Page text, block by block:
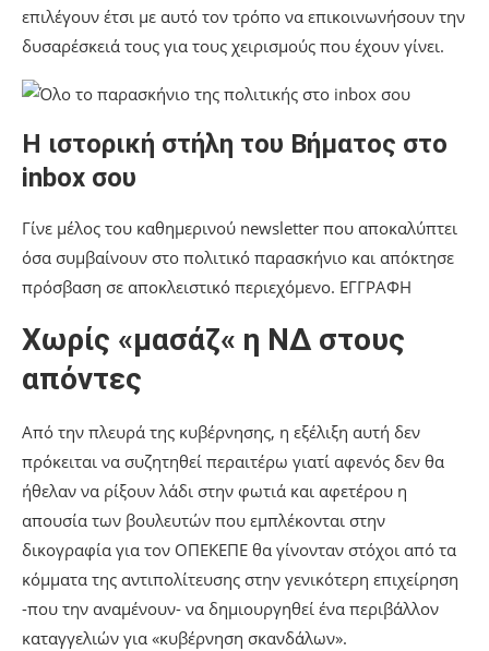
επιλέγουν έτσι με αυτό τον τρόπο να επικοινωνήσουν την
δυσαρέσκειά τους για τους χειρισμούς που έχουν γίνει.
Η ιστορική στήλη του Βήματος στο
inbox σου
Γίνε μέλος του καθημερινού newsletter που αποκαλύπτει
όσα συμβαίνουν στο πολιτικό παρασκήνιο και απόκτησε
πρόσβαση σε αποκλειστικό περιεχόμενο. ΕΓΓΡΑΦΗ
Χωρίς «μασάζ« η ΝΔ στους
απόντες
Από την πλευρά της κυβέρνησης, η εξέλιξη αυτή δεν
πρόκειται να συζητηθεί περαιτέρω γιατί αφενός δεν θα
ήθελαν να ρίξουν λάδι στην φωτιά και αφετέρου η
απουσία των βουλευτών που εμπλέκονται στην
δικογραφία για τον ΟΠΕΚΕΠΕ θα γίνονταν στόχοι από τα
κόμματα της αντιπολίτευσης στην γενικότερη επιχείρηση
-που την αναμένουν- να δημιουργηθεί ένα περιβάλλον
καταγγελιών για «κυβέρνηση σκανδάλων».